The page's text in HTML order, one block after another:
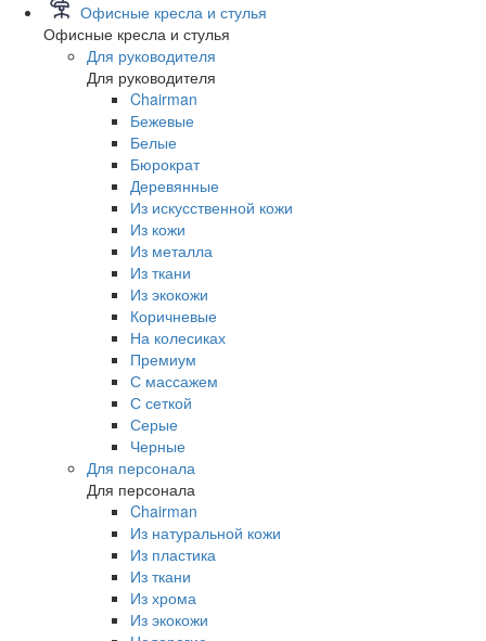
Офисные кресла и стулья
Офисные кресла и стулья
Для руководителя
Для руководителя
Chairman
Бежевые
Белые
Бюрократ
Деревянные
Из искусственной кожи
Из кожи
Из металла
Из ткани
Из экокожи
Коричневые
На колесиках
Премиум
С массажем
С сеткой
Серые
Черные
Для персонала
Для персонала
Chairman
Из натуральной кожи
Из пластика
Из ткани
Из хрома
Из экокожи